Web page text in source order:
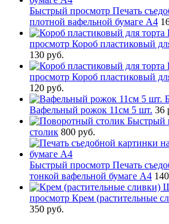
Быстрый просмотр Печать
плотной вафельной бумаге А4
просмотр Короб пластиковый
130 руб.
просмотр Короб пластиковый
120 руб.
Вафельный рожок 11см 5 шт. 36
Быстрый
столик 800 руб.
Быстрый просмотр Печать
тонкой вафельной бумаге А4
просмотр Крем (растительные
350 руб.